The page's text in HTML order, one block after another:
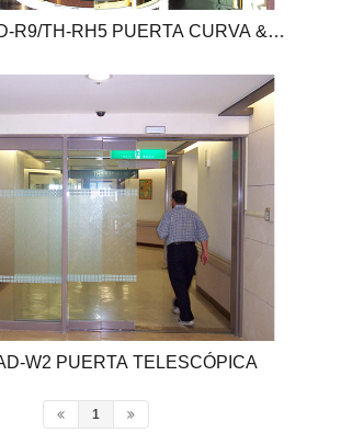
PUERTA CURVA &
TH-W2/AD-W2 PUERTA TELESCÓPICA
1